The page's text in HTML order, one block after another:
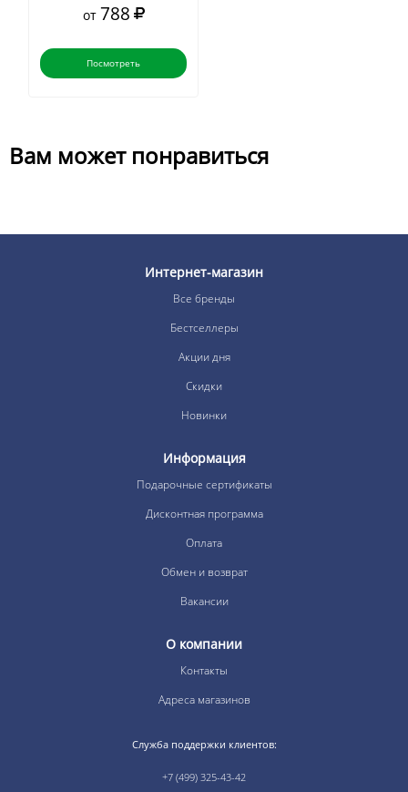
от 788
Посмотреть
Вам может понравиться
Интернет-магазин
Все бренды
Бестселлеры
Акции дня
Скидки
Новинки
Информация
Подарочные сертификаты
Дисконтная программа
Оплата
Обмен и возврат
Вакансии
О компании
Контакты
Адреса магазинов
Служба поддержки клиентов:
+7 (499) 325-43-42